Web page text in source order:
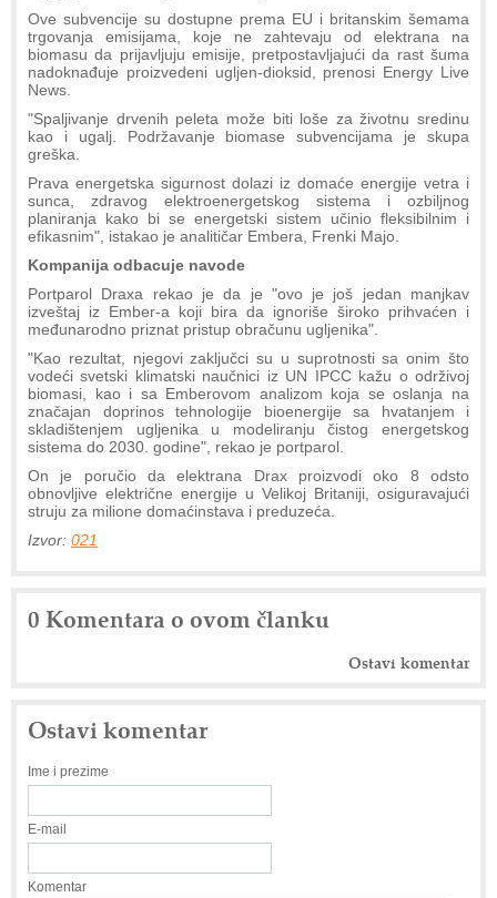
Ove subvencije su dostupne prema EU i britanskim šemama
trgovanja emisijama, koje ne zahtevaju od elektrana na
biomasu da prijavljuju emisije, pretpostavljajući da rast šuma
nadoknađuje proizvedeni ugljen-dioksid, prenosi Energy Live
News.
"Spaljivanje drvenih peleta može biti loše za životnu sredinu
kao i ugalj. Podržavanje biomase subvencijama je skupa
greška.
Prava energetska sigurnost dolazi iz domaće energije vetra i
sunca, zdravog elektroenergetskog sistema i ozbiljnog
planiranja kako bi se energetski sistem učinio fleksibilnim i
efikasnim", istakao je analitičar Embera, Frenki Majo.
Kompanija odbacuje navode
Portparol Draxa rekao je da je "ovo je još jedan manjkav
izveštaj iz Ember-a koji bira da ignoriše široko prihvaćen i
međunarodno priznat pristup obračunu ugljenika".
"Kao rezultat, njegovi zaključci su u suprotnosti sa onim što
vodeći svetski klimatski naučnici iz UN IPCC kažu o održivoj
biomasi, kao i sa Emberovom analizom koja se oslanja na
značajan doprinos tehnologije bioenergije sa hvatanjem i
skladištenjem ugljenika u modeliranju čistog energetskog
sistema do 2030. godine", rekao je portparol.
On je poručio da elektrana Drax proizvodi oko 8 odsto
obnovljive električne energije u Velikoj Britaniji, osiguravajući
struju za milione domaćinstava i preduzeća.
Izvor: 021
0 Komentara o ovom članku
Ostavi komentar
Ostavi komentar
Ime i prezime
E-mail
Komentar